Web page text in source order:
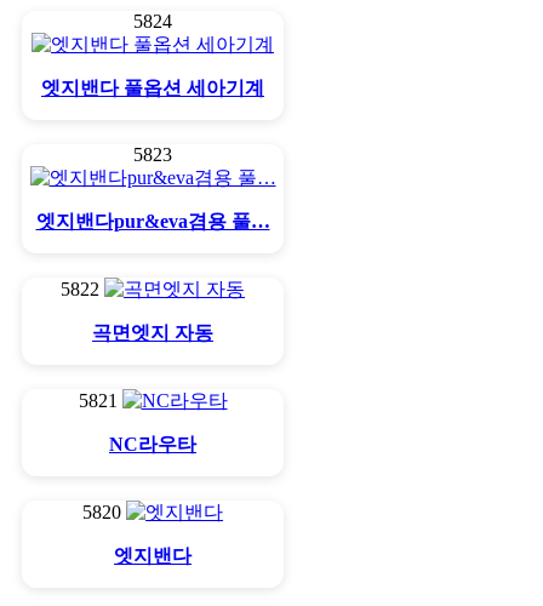
5824
엣지밴다 풀옵션 세아기계
5823
엣지밴다pur&eva겸용 풀…
5822
곡면엣지 자동
5821
NC라우타
5820
엣지밴다